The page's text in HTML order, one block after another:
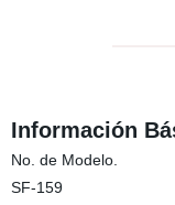
Información
No. de Modelo.
SF-159